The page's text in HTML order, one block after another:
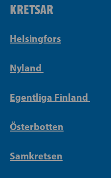
KRETSAR
Helsingfors
Nyland
Egentliga Finland
Österbotten
Samkretsen